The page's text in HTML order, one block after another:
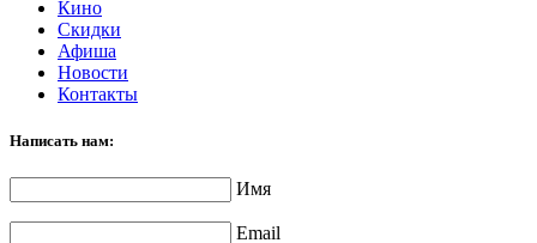
Кино
Скидки
Афиша
Новости
Контакты
Написать нам:
Имя
Email